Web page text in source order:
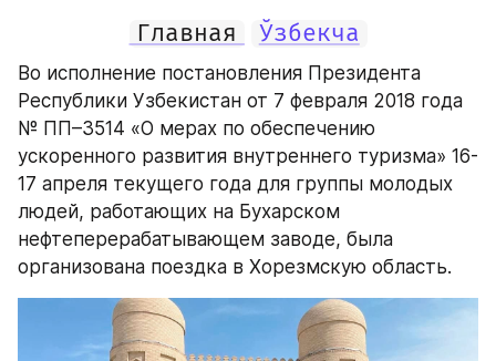
Главная Ўзбекча
Во исполнение постановления Президента
Республики Узбекистан от 7 февраля 2018 года
№ ПП–3514 «О мерах по обеспечению
ускоренного развития внутреннего туризма» 16-
17 апреля текущего года для группы молодых
людей, работающих на Бухарском
нефтеперерабатывающем заводе, была
организована поездка в Хорезмскую область.